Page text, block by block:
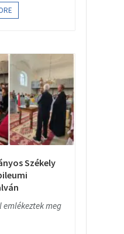
Székely
meg